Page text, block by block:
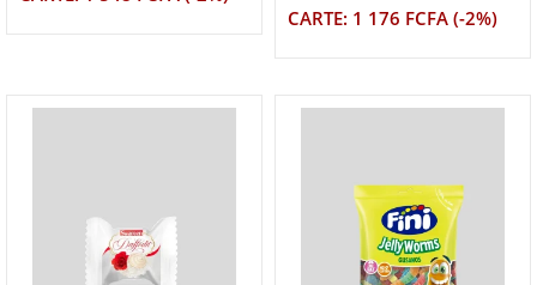
CARTE: 1 176 FCFA (-2%)